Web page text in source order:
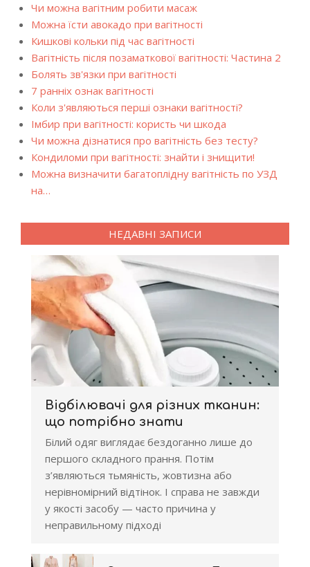
Чи можна вагітним робити масаж
Можна їсти авокадо при вагітності
Кишкові кольки під час вагітності
Вагітність після позаматкової вагітності: Частина 2
Болять зв'язки при вагітності
7 ранніх ознак вагітності
Коли з'являються перші ознаки вагітності?
Імбир при вагітності: користь чи шкода
Чи можна дізнатися про вагітність без тесту?
Кондиломи при вагітності: знайти і знищити!
Можна визначити багатоплідну вагітність по УЗД
на…
НЕДАВНІ ЗАПИСИ
Відбілювачі для різних тканин:
що потрібно знати
Білий одяг виглядає бездоганно лише до
першого складного прання. Потім
з’являються тьмяність, жовтизна або
нерівномірний відтінок. І справа не завжди
у якості засобу — часто причина у
неправильному підході